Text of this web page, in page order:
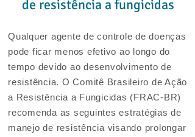
de resistência a fungicidas
Qualquer agente de controle de doenças
pode ficar menos efetivo ao longo do
tempo devido ao desenvolvimento de
resistência. O Comitê Brasileiro de Ação
a Resistência a Fungicidas (FRAC-BR)
recomenda as seguintes estratégias de
manejo de resistência visando prolongar